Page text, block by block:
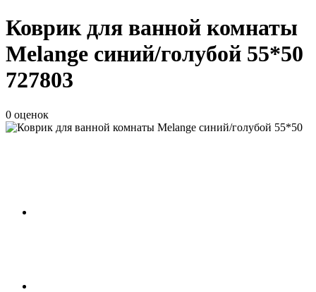
Коврик для ванной комнаты
Melange синий/голубой 55*50
727803
0 оценок